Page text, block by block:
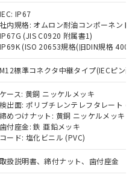
IEC: IP67
社内規格: オムロン耐油コンポーネント
IP67G (JIS C0920 附属書1)
IP69K (ISO 20653規格(旧DIN規格
M12標準コネクタ中継タイプ(IECピン配
ケース: 黄銅 ニッケルメッキ
検出面: ポリブチレンテレフタレート
締めつけナット: 黄銅 ニッケルメッキ
歯付座金: 鉄 亜鉛メッキ
コード: 塩化ビニル (PVC)
取扱説明書、締付ナット、歯付座金
実際の在庫および標
場合があることをご
よび標準価格はお客
たはお客様担当のオ
売店・当社販売員に
販売店や当社販売拠
ワーク
」をご確認
準価格結果を当社の
三者に漏洩または開
いします。
部品リスト作成サー
下、ポリ臭化ビフェニル
臭化ジフェニルエーテル類
ル酸ビス(2-エチルヘキシ
以下、フタル酸ブチ
以下、フタル酸ジブチル
タル酸ジイソブチル
および制御機器に対する
については閾値を超える意
しています。
況などにより、予定
ります。
) : 1000ppm、 Cd(カドミウ
、 PBBs(ポリ臭化ビフェ
ポリ臭化ジフェニルエーテ
、 DIBP(フタル酸ジ
フタル酸ブチルベンジ
ヘキシル)) : 1000ppm
限
物質）のすべてが基
示します。
況下において有害物
環境に深刻な影響を
の必要な手続きを
破棄する場合は、完
、違法に輸出されな
を講じます。
、核兵器、ミサイ
物兵器またはその他
の製造装置等に一切
。
を第三者に販売する
2および3の内容を当
ます。また当社は、
に係わる関係者が違
れがある場合は、取
在庫あり
満たないが在庫あり
新の在庫状況につ
様のお取引先、ま
担当のオムロン制御
・当社販売員にご確
種、また在庫状況の